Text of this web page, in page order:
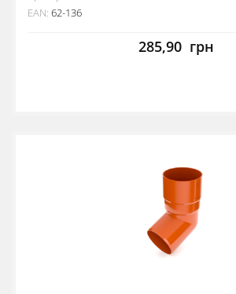
EAN: 62-136
285,90 грн